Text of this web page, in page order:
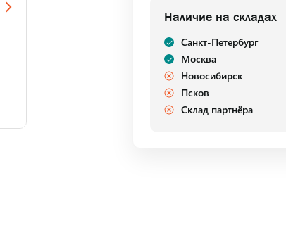
Наличие на складах
Санкт-Петербург
Москва
Новосибирск
Псков
Склад партнёра